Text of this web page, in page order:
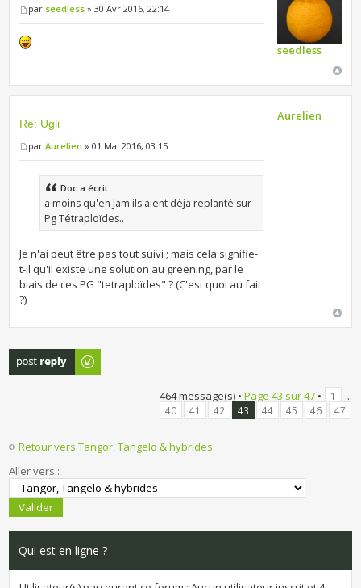
par seedless » 30 Avr 2016, 22:14
seedless
Re: Ugli
parAurelien » 01 Mai 2016, 03:15
Doc a écrit :
a moins qu'en Jam ils aient déja replanté sur
Pg Tétraploïdes..
Je n'ai peut être pas tout suivi ; mais cela signifie-
t-il qu'il existe une solution au greening, par le
biais de ces PG "tetraploïdes" ? (C'est quoi au fait
?)
Aurelien
Publier une
réponse
464 message(s) • Page 43 sur47• 1 ...
40 41 42 43 44 45 46 47
Retour vers Tangor, Tangelo & hybrides
Aller vers :
Qui est en ligne ?